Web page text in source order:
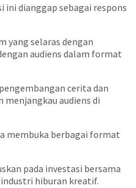
ini dianggap sebagai respons
yang selaras dengan
audiens dalam format
cerita dan
audiens di
membuka berbagai format
pada investasi bersama
hiburan kreatif.